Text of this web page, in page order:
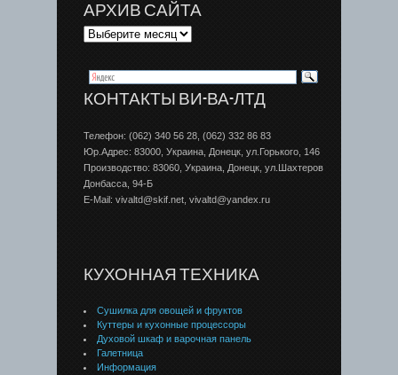
АРХИВ САЙТА
КОНТАКТЫ ВИ-ВА-ЛТД
Телефон: (062) 340 56 28, (062) 332 86 83
Юр.Адрес: 83000, Украина, Донецк, ул.Горького, 146
Производство: 83060, Украина, Донецк, ул.Шахтеров
Донбаcса, 94-Б
E-Mail: vivaltd@skif.net, vivaltd@yandex.ru
КУХОННАЯ ТЕХНИКА
Сушилка для овощей и фруктов
Куттеры и кухонные процессоры
Духовой шкаф и варочная панель
Галетница
Информация